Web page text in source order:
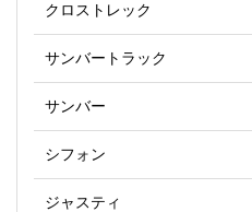
クロストレック
サンバートラック
サンバー
シフォン
ジャスティ